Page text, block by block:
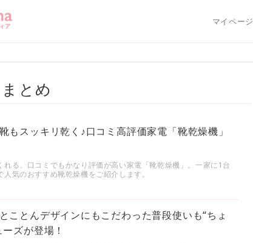
マイページ
とめ
もスッキリ乾く♪口コミ高評価家電「靴乾燥機」
れる、口コミでもかなり評価が高い家電「靴乾燥機」。一家に1台
気のおすすめ靴乾燥機をご紹介します。
ことんデザインにもこだわった普段使いも“ちょ
ズが登場！